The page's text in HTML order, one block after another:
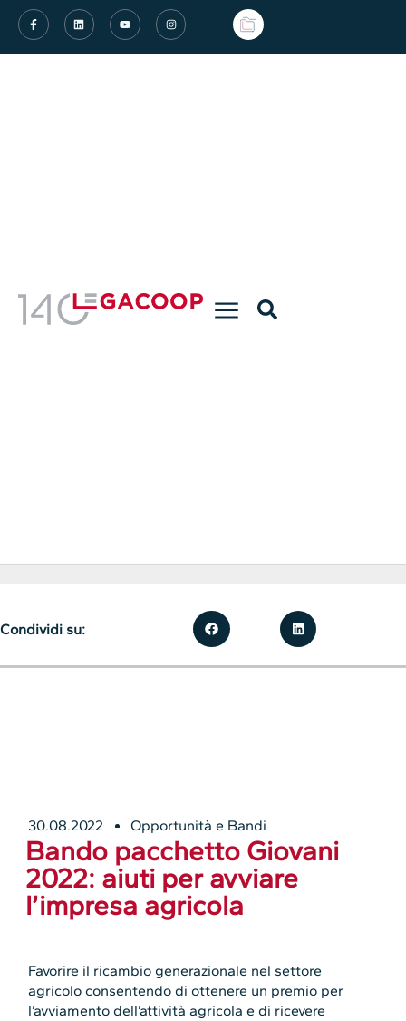
30.08.2022 Opportunità e Bandi
Bando pacchetto Giovani
2022: aiuti per avviare
l’impresa agricola
Favorire il ricambio generazionale nel settore
agricolo consentendo di ottenere un premio per
l’avviamento dell’attività agricola e di ricevere
Condividi su: